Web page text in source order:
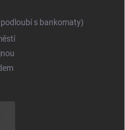
s bankomaty)